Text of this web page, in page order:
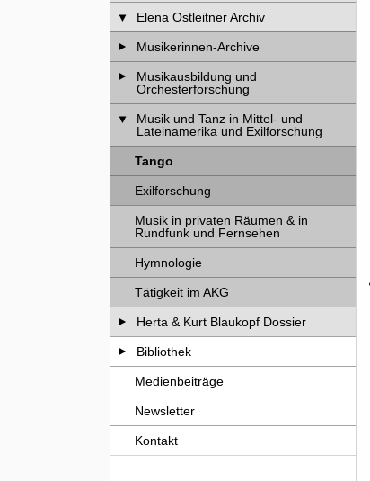
Elena Ostleitner Archiv
Musikerinnen-Archive
Musikausbildung und
Orchesterforschung
Musik und Tanz in Mittel- und
Lateinamerika und Exilforschung
Tango
Exilforschung
Musik in privaten Räumen & in
Rundfunk und Fernsehen
Hymnologie
Tätigkeit im AKG
Herta & Kurt Blaukopf Dossier
Bibliothek
Medienbeiträge
Newsletter
Kontakt